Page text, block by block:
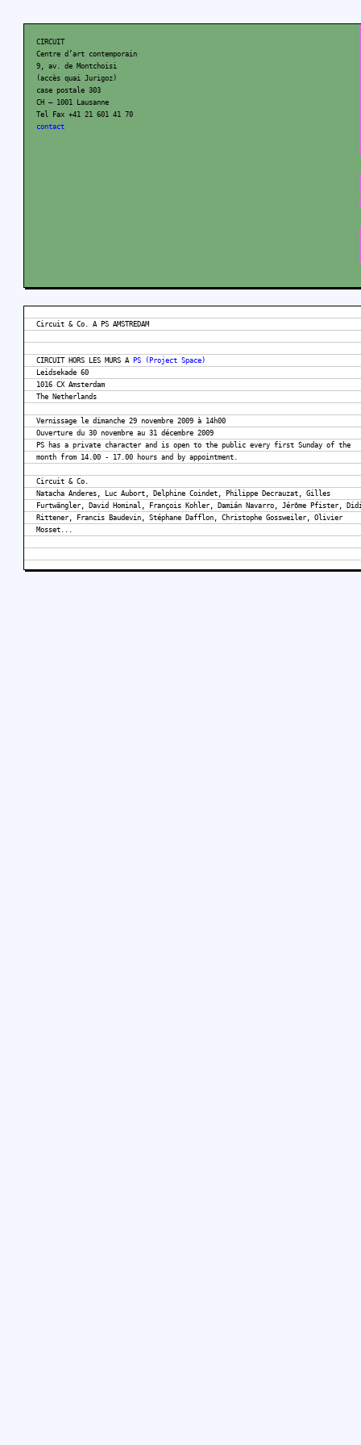
CIRCUIT
Centre d’art contemporain
9, av. de Montchoisi
(accès quai Jurigoz)
case postale 303
CH – 1001 Lausanne
Tel Fax +41 21 601 41 70
contact
Circuit & Co. A PS AMSTREDAM
CIRCUIT HORS LES MURS A PS (Project Space)
Leidsekade 60
1016 CX Amsterdam
The Netherlands
Vernissage le dimanche 29 novembre 2009 à 14h00
Ouverture du 30 novembre au 31 décembre 2009
PS has a private character and is open to the public every first Sunday of the
month from 14.00 - 17.00 hours and by appointment.
Circuit & Co.
Natacha Anderes, Luc Aubort, Delphine Coindet, Philippe Decrauzat, Gilles
Furtwängler, David Hominal, François Kohler, Damián Navarro, Jérôme Pfister,
Rittener, Francis Baudevin, Stéphane Dafflon, Christophe Gossweiler, Olivier
Mosset...